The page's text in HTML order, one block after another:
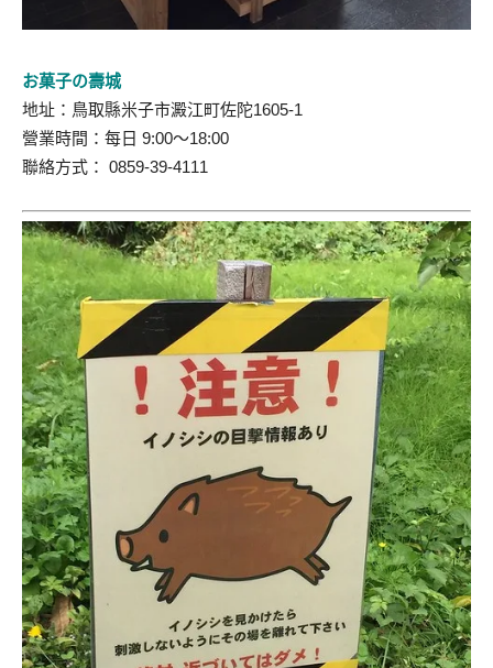
お菓子の壽城
地址：鳥取縣米子市澱江町佐陀1605-1
營業時間：每日 9:00～18:00
聯絡方式： 0859-39-4111